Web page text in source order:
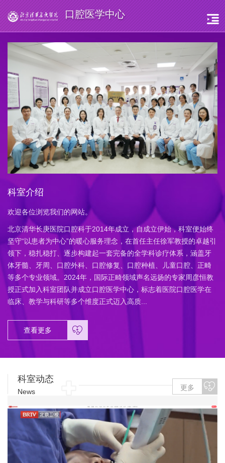
口腔医学中心
科室介绍
欢迎各位浏览我们的网站。
​北京清华长庚医院口腔科于2014年成立，自成立伊始，科室便始终
坚守“以患者为中心”的暖心服务理念，在首任主任徐军教授的卓越引
领下，稳扎稳打、逐步构建起一套完备的全学科诊疗体系，涵盖牙
体牙髓、牙周、口腔外科、口腔修复、口腔种植、儿童口腔、正畸
等多个专业领域。2024年，国际正畸领域声名远扬的专家周彦恒教
授正式加入科室团队并成立口腔医学中心，标志着医院口腔医学在
临床、教学与科研等多个维度正式迈入高质...
查看更多
更多
科室动态
News